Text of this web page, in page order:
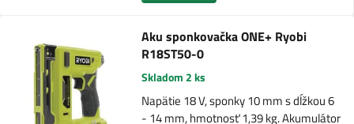
Aku sponkovačka ONE+ Ryobi
R18ST50-0
Skladom 2 ks
Napätie 18 V, sponky 10 mm s dĺžkou 6
- 14 mm, hmotnosť 1,39 kg. Akumulátor